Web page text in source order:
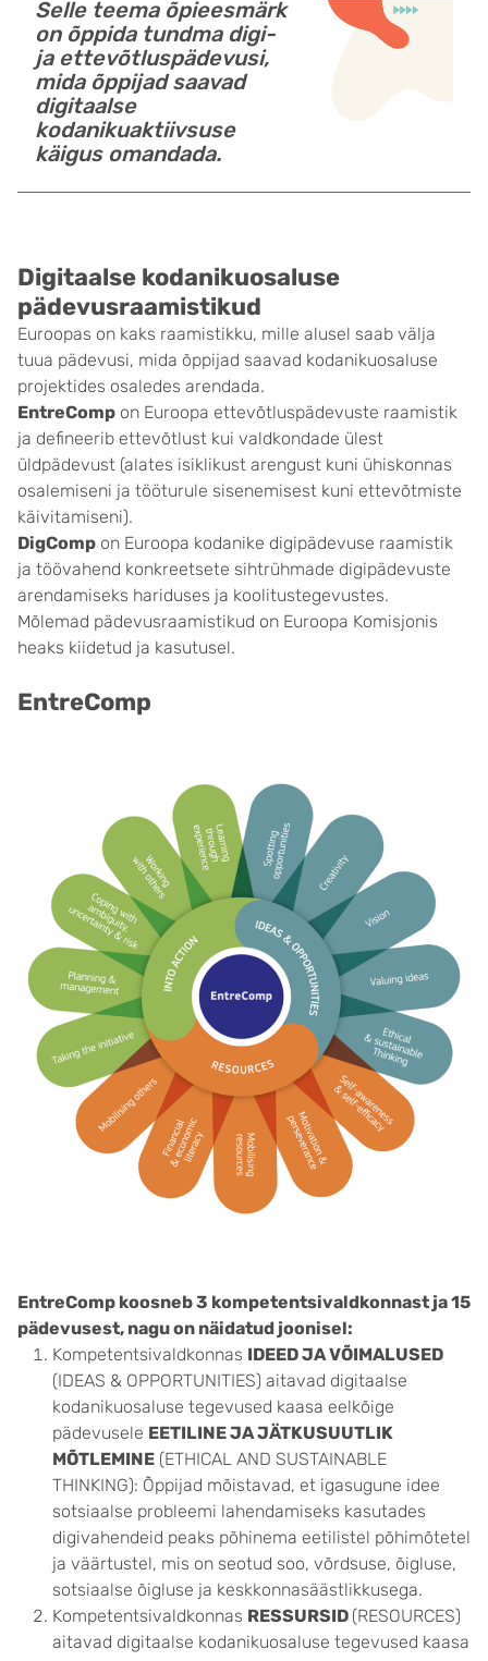
Selle teema õpieesmärk
on õppida tundma digi-
ja ettevõtluspädevusi,
mida õppijad saavad
digitaalse
kodanikuaktiivsuse
käigus omandada.
Digitaalse kodanikuosaluse
pädevusraamistikud
Euroopas on kaks raamistikku, mille alusel saab välja
tuua pädevusi, mida õppijad saavad kodanikuosaluse
projektides osaledes arendada.
EntreComp on Euroopa ettevõtluspädevuste raamistik
ja defineerib ettevõtlust kui valdkondade ülest
üldpädevust (alates isiklikust arengust kuni ühiskonnas
osalemiseni ja tööturule sisenemisest kuni ettevõtmiste
käivitamiseni).
DigComp on Euroopa kodanike digipädevuse raamistik
ja töövahend konkreetsete sihtrühmade digipädevuste
arendamiseks hariduses ja koolitustegevustes.
Mõlemad pädevusraamistikud on Euroopa Komisjonis
heaks kiidetud ja kasutusel.
EntreComp
EntreComp koosneb 3 kompetentsivaldkonnast ja 15
pädevusest, nagu on näidatud joonisel:
Kompetentsivaldkonnas IDEED JA VÕIMALUSED
(IDEAS & OPPORTUNITIES) aitavad digitaalse
kodanikuosaluse tegevused kaasa eelkõige
pädevusele EETILINE JA JÄTKUSUUTLIK
MÕTLEMINE (ETHICAL AND SUSTAINABLE
THINKING): Õppijad mõistavad, et igasugune idee
sotsiaalse probleemi lahendamiseks kasutades
digivahendeid peaks põhinema eetilistel põhimõtetel
ja väärtustel, mis on seotud soo, võrdsuse, õigluse,
sotsiaalse õigluse ja keskkonnasäästlikkusega.
Kompetentsivaldkonnas RESSURSID (RESOURCES)
aitavad digitaalse kodanikuosaluse tegevused kaasa